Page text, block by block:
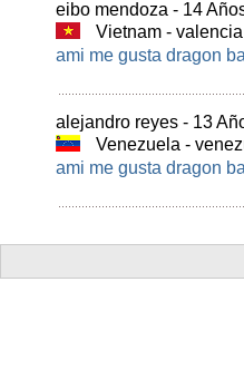
eibo mendoza - 14
Vietnam - valencia
ami me gusta dragon
alejandro reyes - 13
Venezuela -
ami me gusta dragon